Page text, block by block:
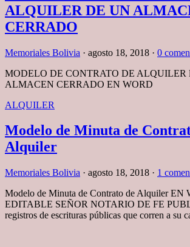
ALQUILER DE UN
CERRADO
Memoriales Bolivia · agosto 18, 2018 · 0
MODELO DE CONTRATO DE ALQUILER
ALMACEN CERRADO EN
ALQUILER
Modelo de Minuta de
Alquiler
Memoriales Bolivia · agosto 18, 2018 · 1
Modelo de Minuta de Contrato de Alquiler EN
EDITABLE SEÑOR NOTARIO DE FE
registros de escrituras públicas que corren a su